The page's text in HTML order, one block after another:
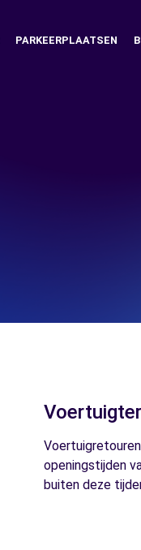
PARKEERPLAATSEN
openingstijden
buiten deze